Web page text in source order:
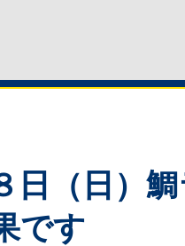
日（日）
です